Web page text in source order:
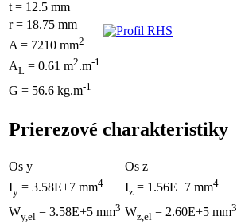
t = 12.5 mm
r = 18.75 mm
A = 7210 mm2
AL = 0.61 m2.m-1
G = 56.6 kg.m-1
Prierezové charakteristiky
Os y
Os z
Iy = 3.58E+7 mm4 Iz = 1.56E+7 mm4
Wy,el = 3.58E+5 mm3 Wz,el = 2.60E+5 mm3